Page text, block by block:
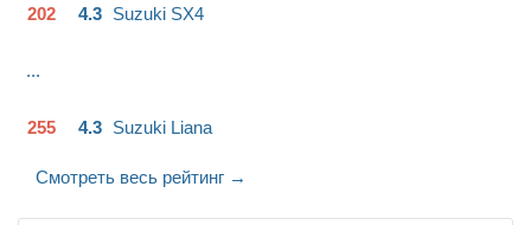
202 Suzuki SX4
4.3
...
255 Suzuki Liana
4.3
Смотреть весь рейтинг →